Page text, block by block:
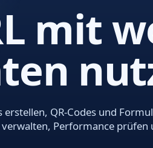
mit
erstellen, QR-Codes und
Performance